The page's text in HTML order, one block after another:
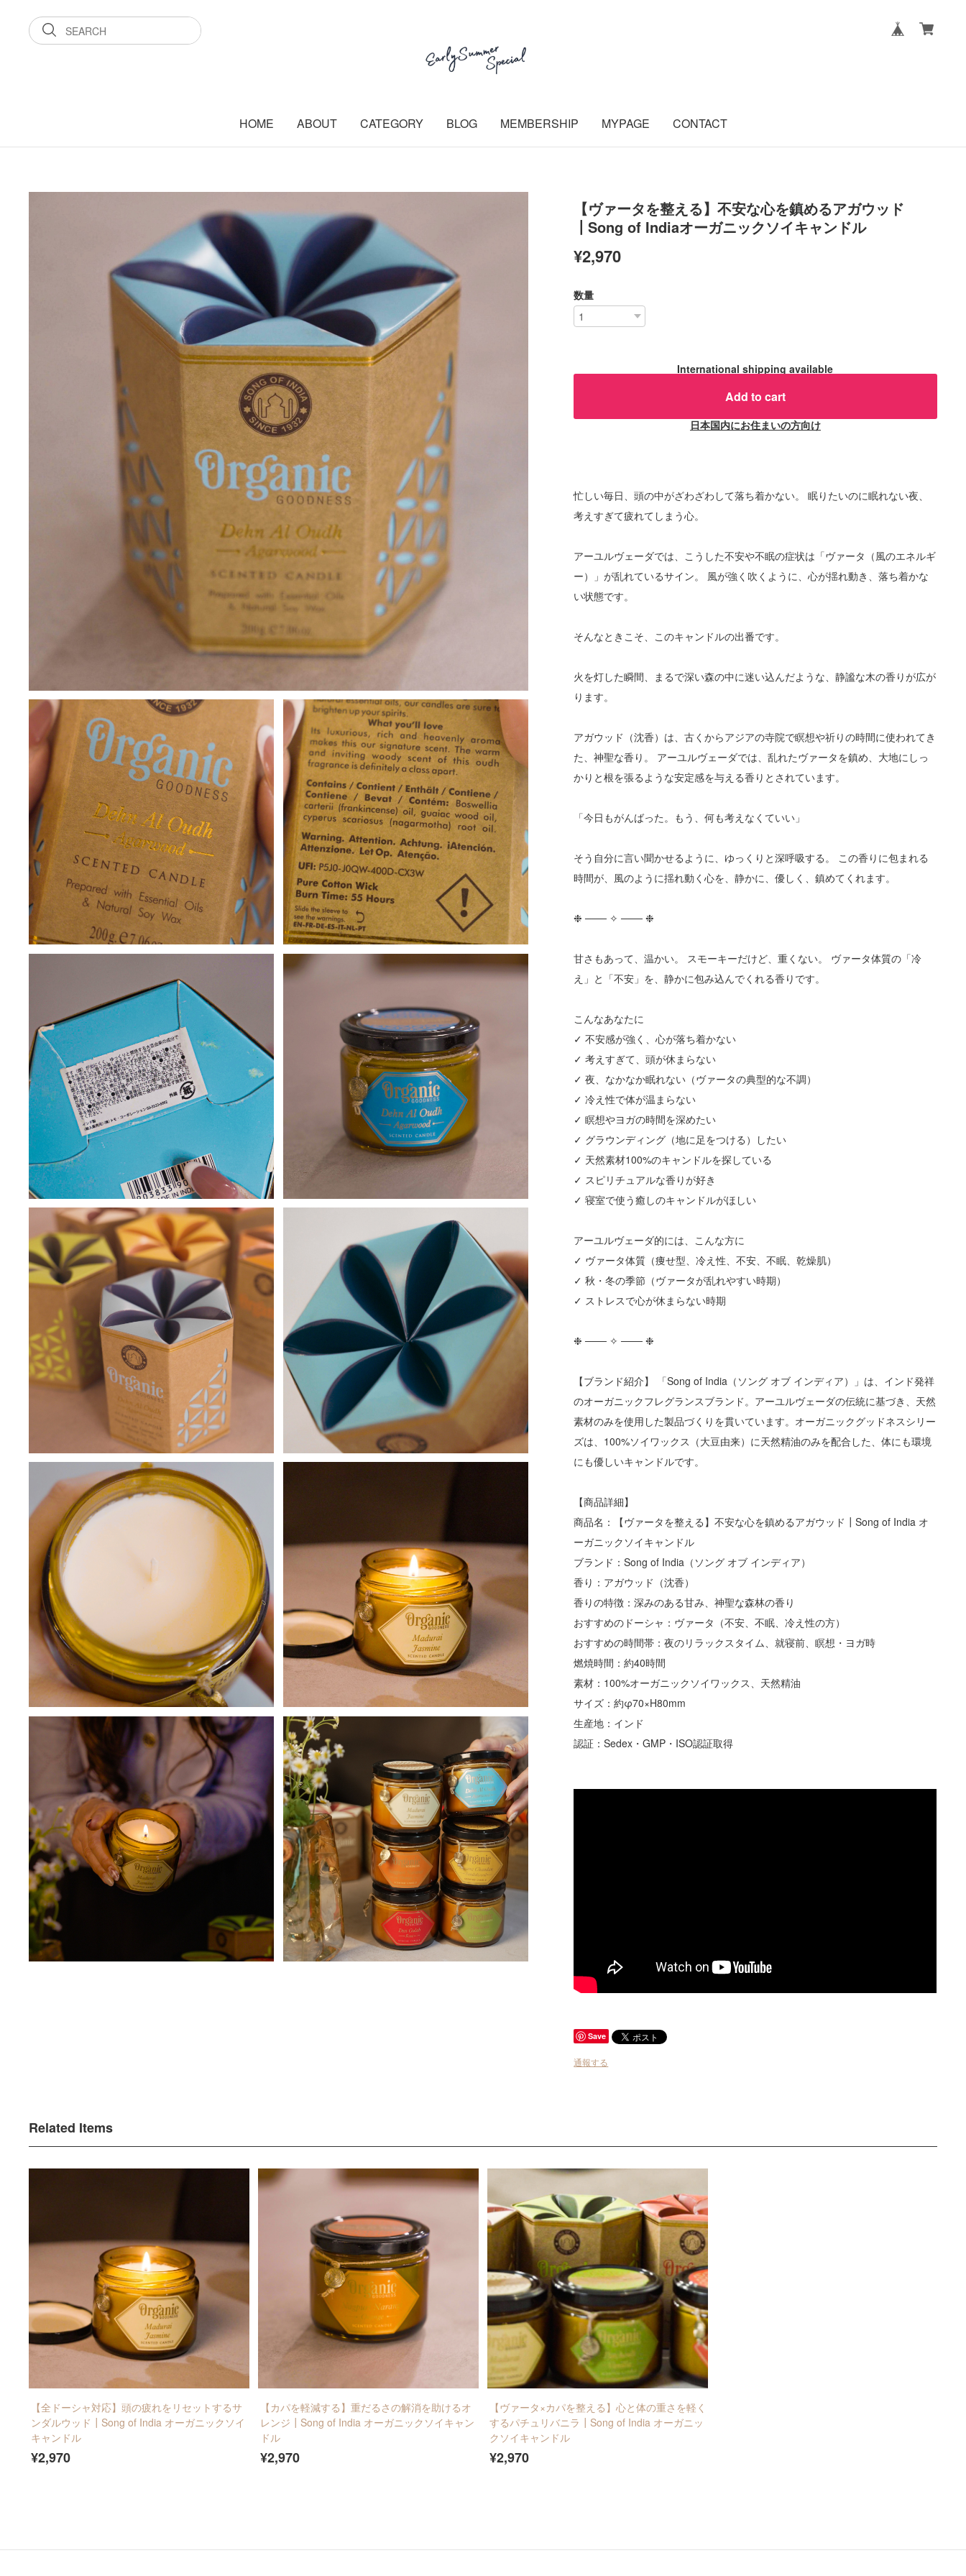
HOME ABOUT CATEGORY BLOG MEMBERSHIP MYPAGE CONTACT
【ヴァータを整える】不安な心を鎮めるアガウッド
┃Song of Indiaオーガニックソイキャンドル
¥2,970
数量
International shipping available
Add to cart
日本国内にお住まいの方向け
忙しい毎日、頭の中がざわざわして落ち着かない。 眠りたいのに眠れない夜、
考えすぎて疲れてしまう心。
アーユルヴェーダでは、こうした不安や不眠の症状は「ヴァータ（風のエネルギ
ー）」が乱れているサイン。 風が強く吹くように、心が揺れ動き、落ち着かな
い状態です。
そんなときこそ、このキャンドルの出番です。
火を灯した瞬間、まるで深い森の中に迷い込んだような、静謐な木の香りが広が
ります。
アガウッド（沈香）は、古くからアジアの寺院で瞑想や祈りの時間に使われてき
た、神聖な香り。 アーユルヴェーダでは、乱れたヴァータを鎮め、大地にしっ
かりと根を張るような安定感を与える香りとされています。
「今日もがんばった。もう、何も考えなくていい」
そう自分に言い聞かせるように、ゆっくりと深呼吸する。 この香りに包まれる
時間が、風のように揺れ動く心を、静かに、優しく、鎮めてくれます。
❉ ─── ✧ ─── ❉
甘さもあって、温かい。 スモーキーだけど、重くない。 ヴァータ体質の「冷
え」と「不安」を、静かに包み込んでくれる香りです。
こんなあなたに
✓ 不安感が強く、心が落ち着かない
✓ 考えすぎて、頭が休まらない
✓ 夜、なかなか眠れない（ヴァータの典型的な不調）
✓ 冷え性で体が温まらない
✓ 瞑想やヨガの時間を深めたい
✓ グラウンディング（地に足をつける）したい
✓ 天然素材100%のキャンドルを探している
✓ スピリチュアルな香りが好き
✓ 寝室で使う癒しのキャンドルがほしい
アーユルヴェーダ的には、こんな方に
✓ ヴァータ体質（痩せ型、冷え性、不安、不眠、乾燥肌）
✓ 秋・冬の季節（ヴァータが乱れやすい時期）
✓ ストレスで心が休まらない時期
❉ ─── ✧ ─── ❉
【ブランド紹介】 「Song of India（ソング オブ インディア）」は、インド発祥
のオーガニックフレグランスブランド。アーユルヴェーダの伝統に基づき、天然
素材のみを使用した製品づくりを貫いています。オーガニックグッドネスシリー
ズは、100%ソイワックス（大豆由来）に天然精油のみを配合した、体にも環境
にも優しいキャンドルです。
【商品詳細】
商品名：【ヴァータを整える】不安な心を鎮めるアガウッド┃Song of India オ
ーガニックソイキャンドル
ブランド：Song of India（ソング オブ インディア）
香り：アガウッド（沈香）
香りの特徴：深みのある甘み、神聖な森林の香り
おすすめのドーシャ：ヴァータ（不安、不眠、冷え性の方）
おすすめの時間帯：夜のリラックスタイム、就寝前、瞑想・ヨガ時
燃焼時間：約40時間
素材：100%オーガニックソイワックス、天然精油
サイズ：約φ70×H80mm
生産地：インド
認証：Sedex・GMP・ISO認証取得
Save
通報する
Related Items
【全ドーシャ対応】頭の疲れをリセットするサ
ンダルウッド┃Song of India オーガニックソイ
キャンドル
¥2,970
【カパを軽減する】重だるさの解消を助けるオ
レンジ┃Song of India オーガニックソイキャン
ドル
¥2,970
【ヴァータ×カパを整える】心と体の重さを軽く
するパチュリバニラ┃Song of India オーガニッ
クソイキャンドル
¥2,970